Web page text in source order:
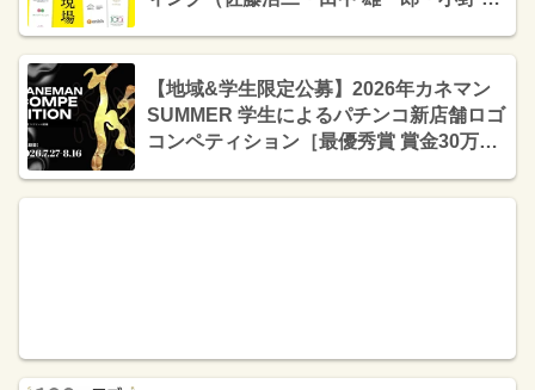
【地域&学生限定公募】2026年カネマン
SUMMER 学生によるパチンコ新店舗ロゴ
コンペティション［最優秀賞 賞金30万